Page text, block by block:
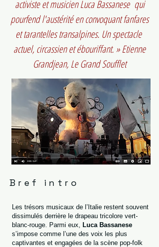
Bref intro
activiste et musicien Luca Bassanese qui
pourfend l'austérité en convoquant fanfares
et tarantelles transalpines. Un spectacle
actuel, circassien et ébouriffant. » Etienne
Grandjean, Le Grand Soufflet
Les trésors musicaux de l’Italie restent souvent
dissimulés derrière le drapeau tricolore vert-
blanc-rouge. Parmi eux, Luca Bassanese
s’impose comme l’une des voix les plus
captivantes et engagées de la scène pop-folk